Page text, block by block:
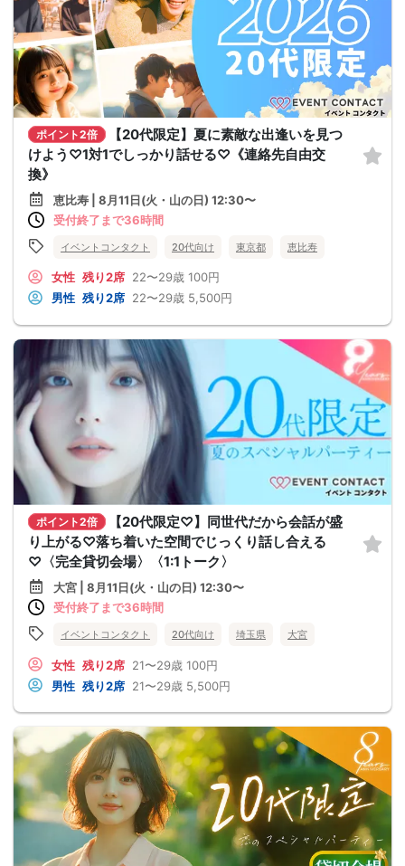
ポイント2倍
【20代限定】夏に素敵な出逢いを見つ
けよう♡1対1でしっかり話せる♡《連絡先自由交
換》
恵比寿 | 8月11日(火・山の日) 12:30〜
受付終了まで36時間
イベントコンタクト 20代向け 東京都 恵比寿
女性 残り2席 22〜29歳 100円
男性 残り2席 22〜29歳 5,500円
ポイント2倍
【20代限定♡】同世代だから会話が盛
り上がる♡落ち着いた空間でじっくり話し合える
♡〈完全貸切会場〉〈1:1トーク〉
大宮 | 8月11日(火・山の日) 12:30〜
受付終了まで36時間
イベントコンタクト 20代向け 埼玉県 大宮
女性 残り2席 21〜29歳 100円
男性 残り2席 21〜29歳 5,500円